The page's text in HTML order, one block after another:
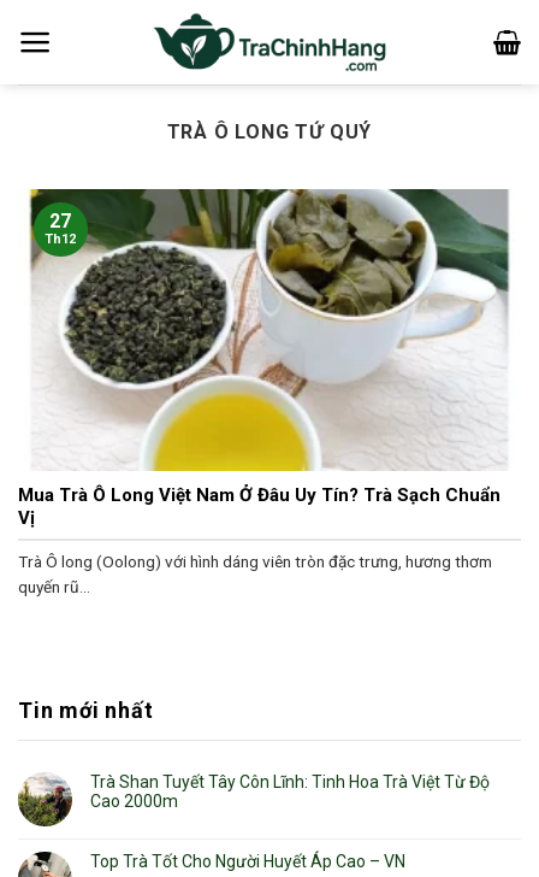
qua
TRÀ Ô LONG TỨ QUÝ
Mua Trà Ô Long Việt Nam Ở Đâu Uy Tín? Trà Sạch Chuẩn
Vị
Trà Ô long (Oolong) với hình dáng viên tròn đặc trưng, hương thơm
quyến rũ...
27
Th12
Tin mới nhất
Trà Shan Tuyết Tây Côn Lĩnh: Tinh Hoa Trà Việt Từ Độ
Cao 2000m
Top Trà Tốt Cho Người Huyết Áp Cao – VN